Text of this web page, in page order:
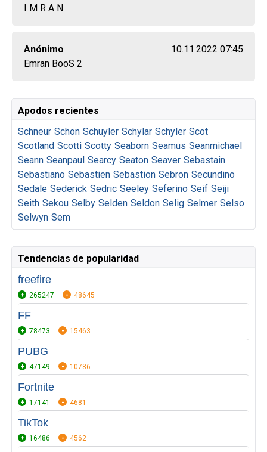
I M R A N
Anónimo
10.11.2022 07:45
Emran BooS 2
Apodos recientes
Schneur Schon Schuyler Schylar Schyler Scot
Scotland Scotti Scotty Seaborn Seamus Seanmichael
Seann Seanpaul Searcy Seaton Seaver Sebastain
Sebastiano Sebastien Sebastion Sebron Secundino
Sedale Sederick Sedric Seeley Seferino Seif Seiji
Seith Sekou Selby Selden Seldon Selig Selmer Selso
Selwyn Sem
Tendencias de popularidad
freefire
265247 48645
FF
78473 15463
PUBG
47149 10786
Fortnite
17141 4681
TikTok
16486 4562